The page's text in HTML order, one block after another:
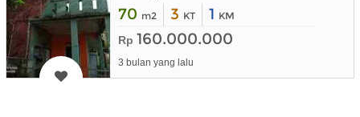
70 m2 3 KT 1 KM
Rp 160.000.000
3 bulan yang lalu